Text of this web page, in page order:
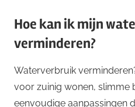
Hoe kan ik mijn
verminderen?
Waterverbruik
voor zuinig wonen, slimme
eenvoudige aanpassingen